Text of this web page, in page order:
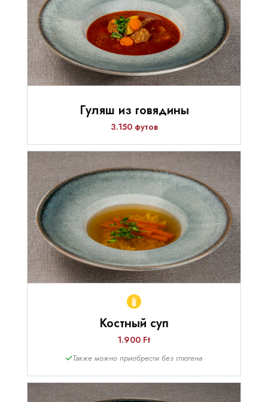
Гуляш из говядины
3.150 футов
Костный суп
1.900 Ft
Также можно приобрести без глютена